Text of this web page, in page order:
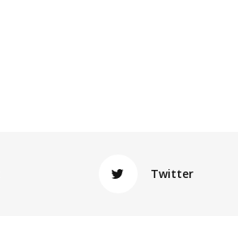
Twitter